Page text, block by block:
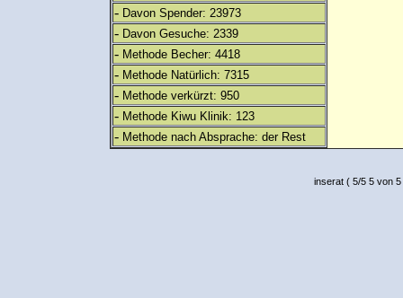
- Davon Spender: 23973
- Davon Gesuche: 2339
- Methode Becher: 4418
- Methode Natürlich: 7315
- Methode verkürzt: 950
- Methode Kiwu Klinik: 123
- Methode nach Absprache: der Rest
inserat( 5/5 5 von 5